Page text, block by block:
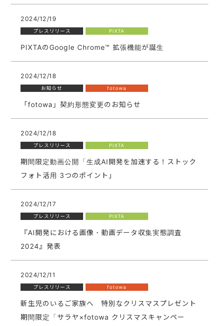
2024/12/19
プレスリリース PIXTA
PIXTAのGoogle Chrome™ 拡張機能が誕生
2024/12/18
お知らせ fotowa
「fotowa」契約形態変更のお知らせ
2024/12/18
プレスリリース PIXTA
期間限定動画公開「生成AI開発を加速する！ストック
フォト活用 3つのポイント」
2024/12/17
プレスリリース PIXTA
『AI開発における画像・動画データ収集実態調査
2024』発表
2024/12/11
プレスリリース fotowa
新生児のいるご家族へ 特別なクリスマスプレゼント
期間限定「サラヤ×fotowa クリスマスキャンペー